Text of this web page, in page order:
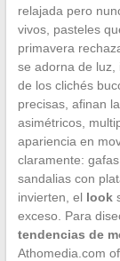
relajada pero
vivos, pasteles
primavera
se adorna de luz,
de los clichés
precisas, afinan
asimétricos,
apariencia en
claramente:
sandalias con
invierten, el look
exceso. Para
tendencias de
Athomedia.com